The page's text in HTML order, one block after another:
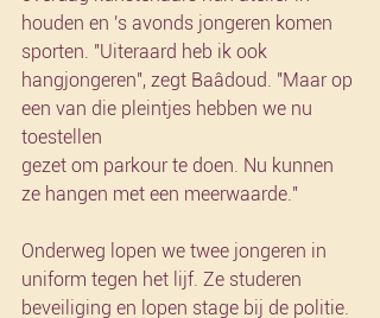
houden en 's avonds jongeren komen
sporten. "Uiteraard heb ik ook
hangjongeren", zegt Baâdoud. "Maar op
een van die pleintjes hebben we nu
toestellen
gezet om parkour te doen. Nu kunnen
ze hangen met een meerwaarde."
Onderweg lopen we twee jongeren in
uniform tegen het lijf. Ze studeren
beveiliging en lopen stage bij de politie.